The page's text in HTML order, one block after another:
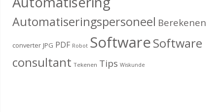
Automatiseringspersoneel Berekenen
converter JPG PDF Robot SoftwareSoftware
consultant Tekenen Tips Wiskunde